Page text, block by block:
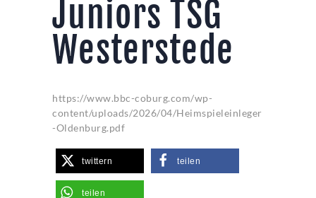
Juniors TSG
Westerstede
https://www.bbc-coburg.com/wp-
content/uploads/2026/04/Heimspieleinleger
-Oldenburg.pdf
twittern teilen
teilen